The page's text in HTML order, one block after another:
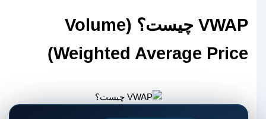
VWAP چیست؟ (Volume
Weighted Average Price)